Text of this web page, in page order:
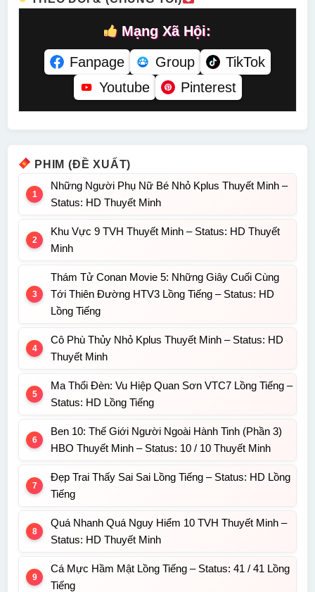
Mạng Xã Hội:
Fanpage
Group
TikTok
Youtube
Pinterest
PHIM (ĐỀ XUẤT)
Những Người Phụ Nữ Bé Nhỏ Kplus Thuyết Minh –
Status: HD Thuyết Minh
Khu Vực 9 TVH Thuyết Minh – Status: HD Thuyết
Minh
Thám Tử Conan Movie 5: Những Giây Cuối Cùng
Tới Thiên Đường HTV3 Lồng Tiếng – Status: HD
Lồng Tiếng
Cô Phù Thủy Nhỏ Kplus Thuyết Minh – Status: HD
Thuyết Minh
Ma Thổi Đèn: Vu Hiệp Quan Sơn VTC7 Lồng Tiếng –
Status: HD Lồng Tiếng
Ben 10: Thế Giới Người Ngoài Hành Tinh (Phần 3)
HBO Thuyết Minh – Status: 10 / 10 Thuyết Minh
Đẹp Trai Thấy Sai Sai Lồng Tiếng – Status: HD Lồng
Tiếng
Quá Nhanh Quá Nguy Hiểm 10 TVH Thuyết Minh –
Status: HD Thuyết Minh
Cá Mực Hầm Mật Lồng Tiếng – Status: 41 / 41 Lồng
Tiếng